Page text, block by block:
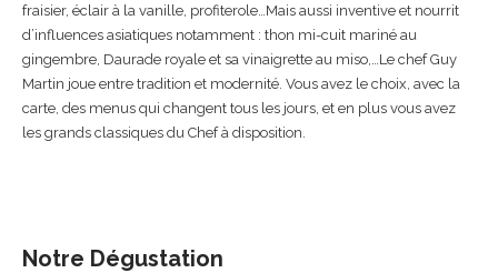
fraisier, éclair à la vanille, profiterole…Mais aussi inventive et nourrit
d’influences asiatiques notamment : thon mi-cuit mariné au
gingembre, Daurade royale et sa vinaigrette au miso,…Le chef Guy
Martin joue entre tradition et modernité. Vous avez le choix, avec la
carte, des menus qui changent tous les jours, et en plus vous avez
les grands classiques du Chef à disposition.
Notre Dégustation